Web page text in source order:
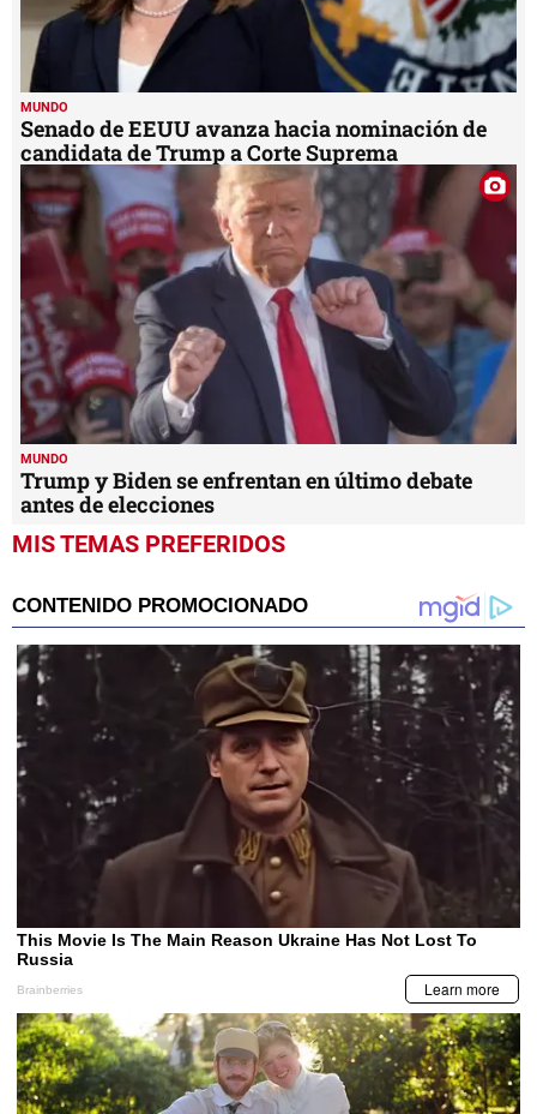
MUNDO
Senado de EEUU avanza hacia nominación de
candidata de Trump a Corte Suprema
MUNDO
Trump y Biden se enfrentan en último debate
antes de elecciones
MIS TEMAS PREFERIDOS